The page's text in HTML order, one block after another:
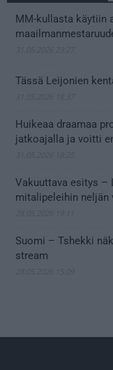
MM-kullasta käytiin
Tässä Leijonien
Huikeaa draamaa
jatkoajalla ja voitti
Vakuuttava esitys –
mitalipeleihin neljän
Suomi – Tshekki
stream